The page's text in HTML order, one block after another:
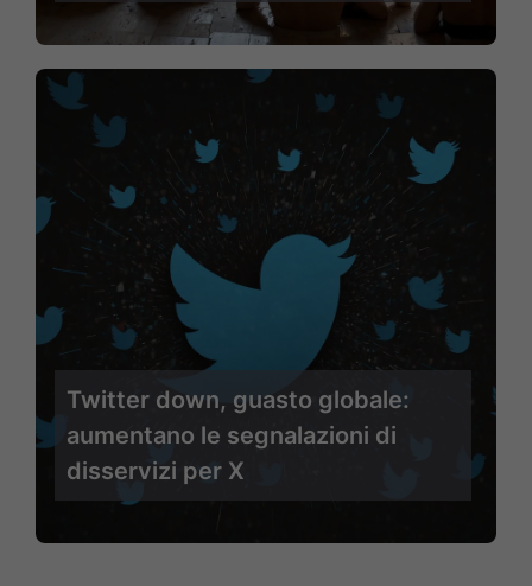
Twitter down, guasto globale:
aumentano le segnalazioni di
disservizi per X